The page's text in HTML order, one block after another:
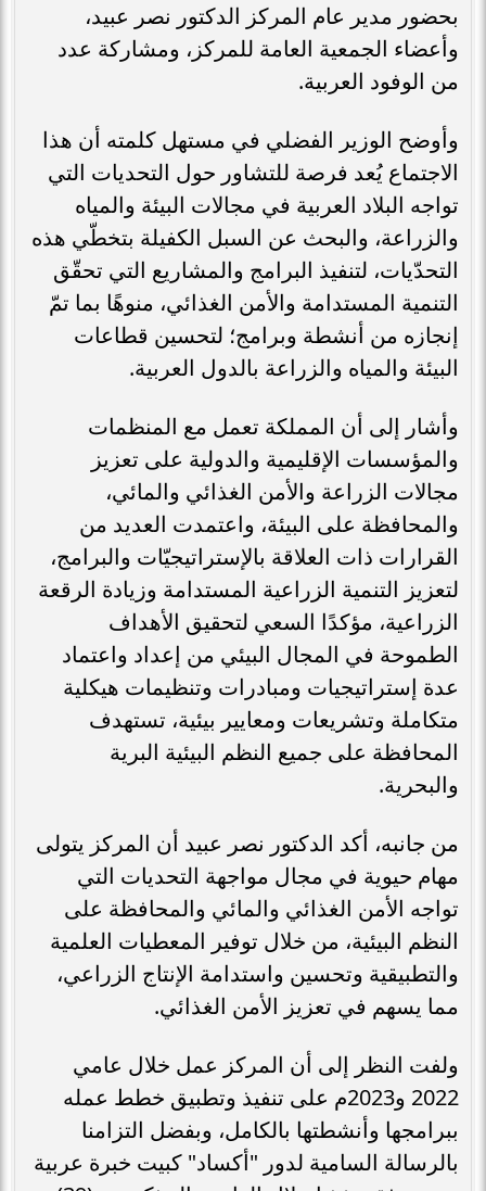
بحضور مدير عام المركز الدكتور نصر عبيد،
وأعضاء الجمعية العامة للمركز، ومشاركة عدد
من الوفود العربية.
وأوضح الوزير الفضلي في مستهل كلمته أن هذا
الاجتماع يُعد فرصة للتشاور حول التحديات التي
تواجه البلاد العربية في مجالات البيئة والمياه
والزراعة، والبحث عن السبل الكفيلة بتخطّي هذه
التحدّيات، لتنفيذ البرامج والمشاريع التي تحقّق
التنمية المستدامة والأمن الغذائي، منوهًا بما تمّ
إنجازه من أنشطة وبرامج؛ لتحسين قطاعات
البيئة والمياه والزراعة بالدول العربية.
وأشار إلى أن المملكة تعمل مع المنظمات
والمؤسسات الإقليمية والدولية على تعزيز
مجالات الزراعة والأمن الغذائي والمائي،
والمحافظة على البيئة، واعتمدت العديد من
القرارات ذات العلاقة بالإستراتيجيّات والبرامج،
لتعزيز التنمية الزراعية المستدامة وزيادة الرقعة
الزراعية، مؤكدًا السعي لتحقيق الأهداف
الطموحة في المجال البيئي من إعداد واعتماد
عدة إستراتيجيات ومبادرات وتنظيمات هيكلية
متكاملة وتشريعات ومعايير بيئية، تستهدف
المحافظة على جميع النظم البيئية البرية
والبحرية.
من جانبه، أكد الدكتور نصر عبيد أن المركز يتولى
مهام حيوية في مجال مواجهة التحديات التي
تواجه الأمن الغذائي والمائي والمحافظة على
النظم البيئية، من خلال توفير المعطيات العلمية
والتطبيقية وتحسين واستدامة الإنتاج الزراعي،
مما يسهم في تعزيز الأمن الغذائي.
ولفت النظر إلى أن المركز عمل خلال عامي
2022 و2023م على تنفيذ وتطبيق خطط عمله
ببرامجها وأنشطتها بالكامل، وبفضل التزامنا
بالرسالة السامية لدور "أكساد" كبيت خبرة عربية